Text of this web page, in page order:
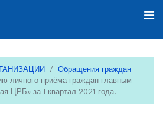
Обращения граждан
личного приёма граждан главным
ЦРБ» за I квартал 2021 года.